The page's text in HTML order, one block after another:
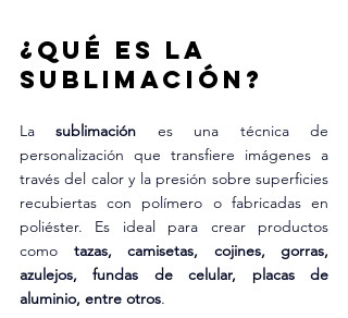
¿Qué es la
Sublimación?
La sublimación es una técnica de
personalización que transfiere imágenes a
través del calor y la presión sobre superficies
recubiertas con polímero o fabricadas en
poliéster. Es ideal para crear productos
como tazas, camisetas, cojines, gorras,
azulejos, fundas de celular, placas de
aluminio, entre otros.